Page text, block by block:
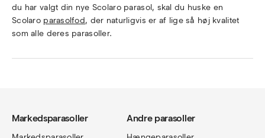
du har valgt din nye Scolaro parasol, skal du huske en
Scolaro parasolfod, der naturligvis er af lige så høj kvalitet
som alle deres parasoller.
Markedsparasoller Andre parasoller